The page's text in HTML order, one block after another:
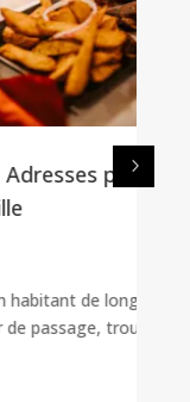
pour un
longue
trouver le